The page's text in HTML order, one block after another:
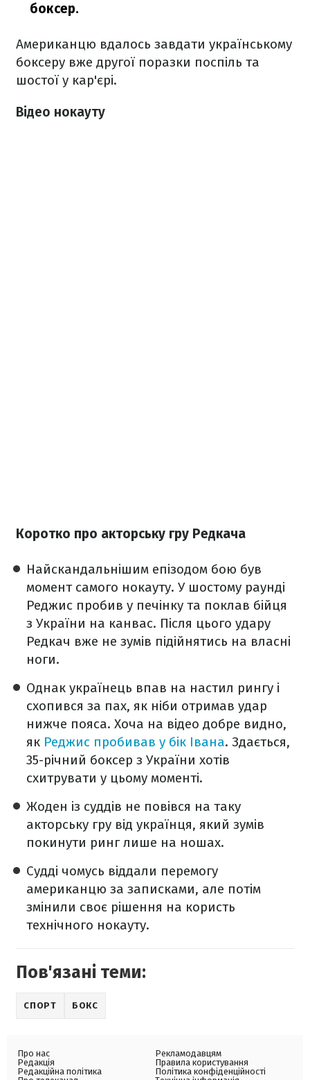
боксер.
Американцю вдалось завдати українському
боксеру вже другої поразки поспіль та
шостої у кар'єрі.
Відео нокауту
Коротко про акторську гру Редкача
Найскандальнішим епізодом бою був
момент самого нокауту. У шостому раунді
Реджис пробив у печінку та поклав бійця
з України на канвас. Після цього удару
Редкач вже не зумів підійнятись на власні
ноги.
Однак українець впав на настил рингу і
схопився за пах, як ніби отримав удар
нижче пояса. Хоча на відео добре видно,
як Реджис пробивав у бік Івана. Здається,
35-річний боксер з України хотів
схитрувати у цьому моменті.
Жоден із суддів не повівся на таку
акторську гру від українця, який зумів
покинути ринг лише на ношах.
Судді чомусь віддали перемогу
американцю за записками, але потім
змінили своє рішення на користь
технічного нокауту.
Пов'язані теми:
СПОРТ БОКС
Про нас
Редакція
Редакційна політика
Рекламодавцям
Правила користування
Політика конфіденційності